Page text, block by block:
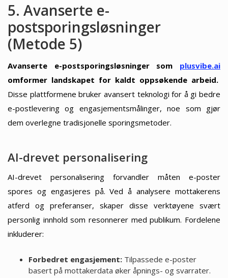
5. Avanserte e-
postsporingsløsninger
(Metode 5)
Avanserte e-postsporingsløsninger som plusvibe.ai
omformer landskapet for kaldt oppsøkende arbeid.
Disse plattformene bruker avansert teknologi for å gi bedre
e-postlevering og engasjementsmålinger, noe som gjør
dem overlegne tradisjonelle sporingsmetoder.
AI-drevet personalisering
AI-drevet personalisering forvandler måten e-poster
spores og engasjeres på. Ved å analysere mottakerens
atferd og preferanser, skaper disse verktøyene svært
personlig innhold som resonnerer med publikum. Fordelene
inkluderer:
Forbedret engasjement:Tilpassede e-poster
basert på mottakerdata øker åpnings- og svarrater.